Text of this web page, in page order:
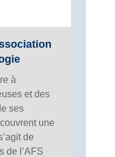
à
et des
ses
une
de
de l’AFS